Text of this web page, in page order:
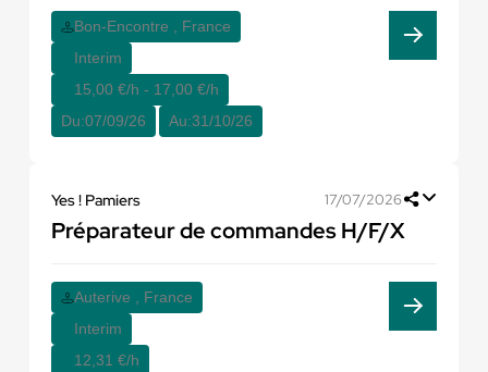
Bon-Encontre , France
Interim
15,00 €/h - 17,00 €/h
Du:07/09/26 Au:31/10/26
Yes ! Pamiers 17/07/2026
Préparateur de commandes H/F/X
Auterive , France
Interim
12,31 €/h